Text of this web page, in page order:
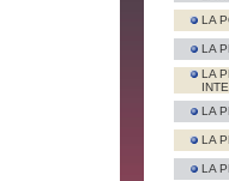
LA
LA
LA
LA
LA
LA